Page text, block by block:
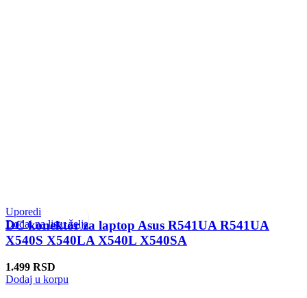
Uporedi
Dodaj na listu želja
DC konektor za laptop Asus R541UA R541UA
X540S X540LA X540L X540SA
1.499 RSD
Dodaj u korpu